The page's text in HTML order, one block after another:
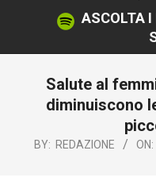
ASCOLTA
Salute al
diminuiscono
BY: REDAZIONE ON: